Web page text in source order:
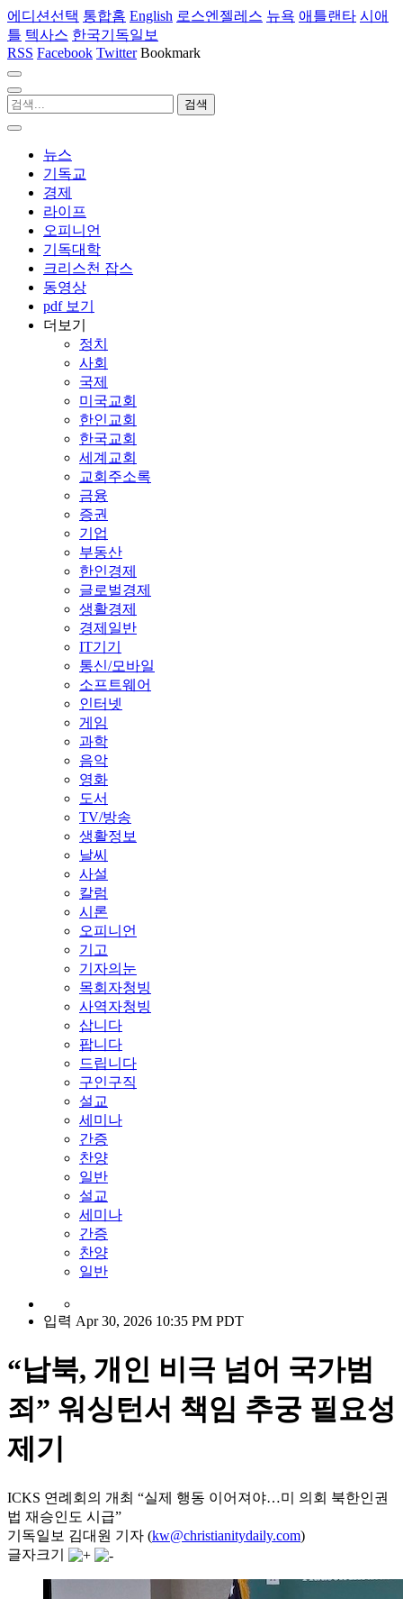
에디션선택 통합홈 English 로스엔젤레스 뉴욕 애틀랜타 시애
틀 텍사스 한국기독일보
RSS Facebook Twitter Bookmark
뉴스
기독교
경제
라이프
오피니언
기독대학
크리스천 잡스
동영상
pdf 보기
더보기
정치
사회
국제
미국교회
한인교회
한국교회
세계교회
교회주소록
금융
증권
기업
부동산
한인경제
글로벌경제
생활경제
경제일반
IT기기
통신/모바일
소프트웨어
인터넷
게임
과학
음악
영화
도서
TV/방송
생활정보
날씨
사설
칼럼
시론
오피니언
기고
기자의눈
목회자청빙
사역자청빙
삽니다
팝니다
드립니다
구인구직
설교
세미나
간증
찬양
일반
설교
세미나
간증
찬양
일반
입력 Apr 30, 2026 10:35 PM PDT
“납북, 개인 비극 넘어 국가범
죄” 워싱턴서 책임 추궁 필요성
제기
ICKS 연례회의 개최 “실제 행동 이어져야…미 의회 북한인권
법 재승인도 시급”
기독일보 김대원 기자 (kw@christianitydaily.com)
글자크기